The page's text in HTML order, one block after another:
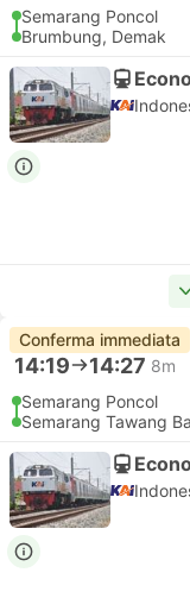
Semarang Poncol
Brumbung, Demak
Conferma immediata
14:19 14:27 8m
Semarang Poncol
Semarang Tawang